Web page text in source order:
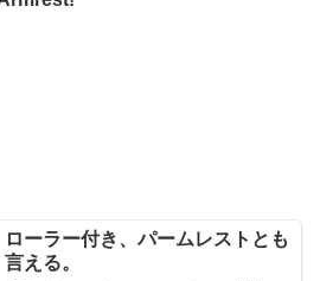
ローラー付き、パームレストとも
言える。